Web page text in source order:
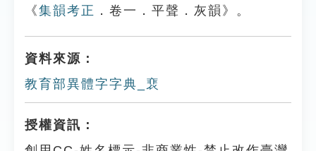
《集韻考正 ．卷一．平聲．灰韻》。
資料來源：
教育部異體字字典_裵
授權資訊：